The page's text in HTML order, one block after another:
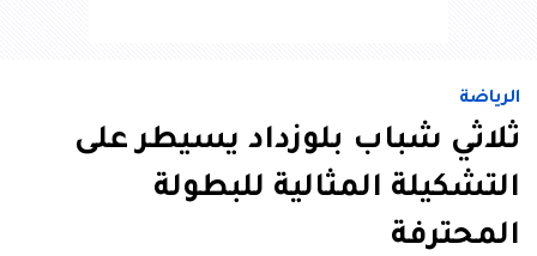
الرياضة
ثلاثي شباب بلوزداد يسيطر على
التشكيلة المثالية للبطولة
المحترفة